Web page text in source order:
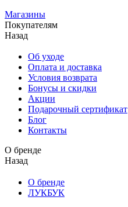
Магазины
Покупателям
Назад
Об уходе
Оплата и доставка
Условия возврата
Бонусы и скидки
Акции
Подарочный сертификат
Блог
Контакты
О бренде
Назад
О бренде
ЛУКБУК